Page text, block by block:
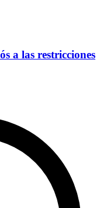
a las restricciones